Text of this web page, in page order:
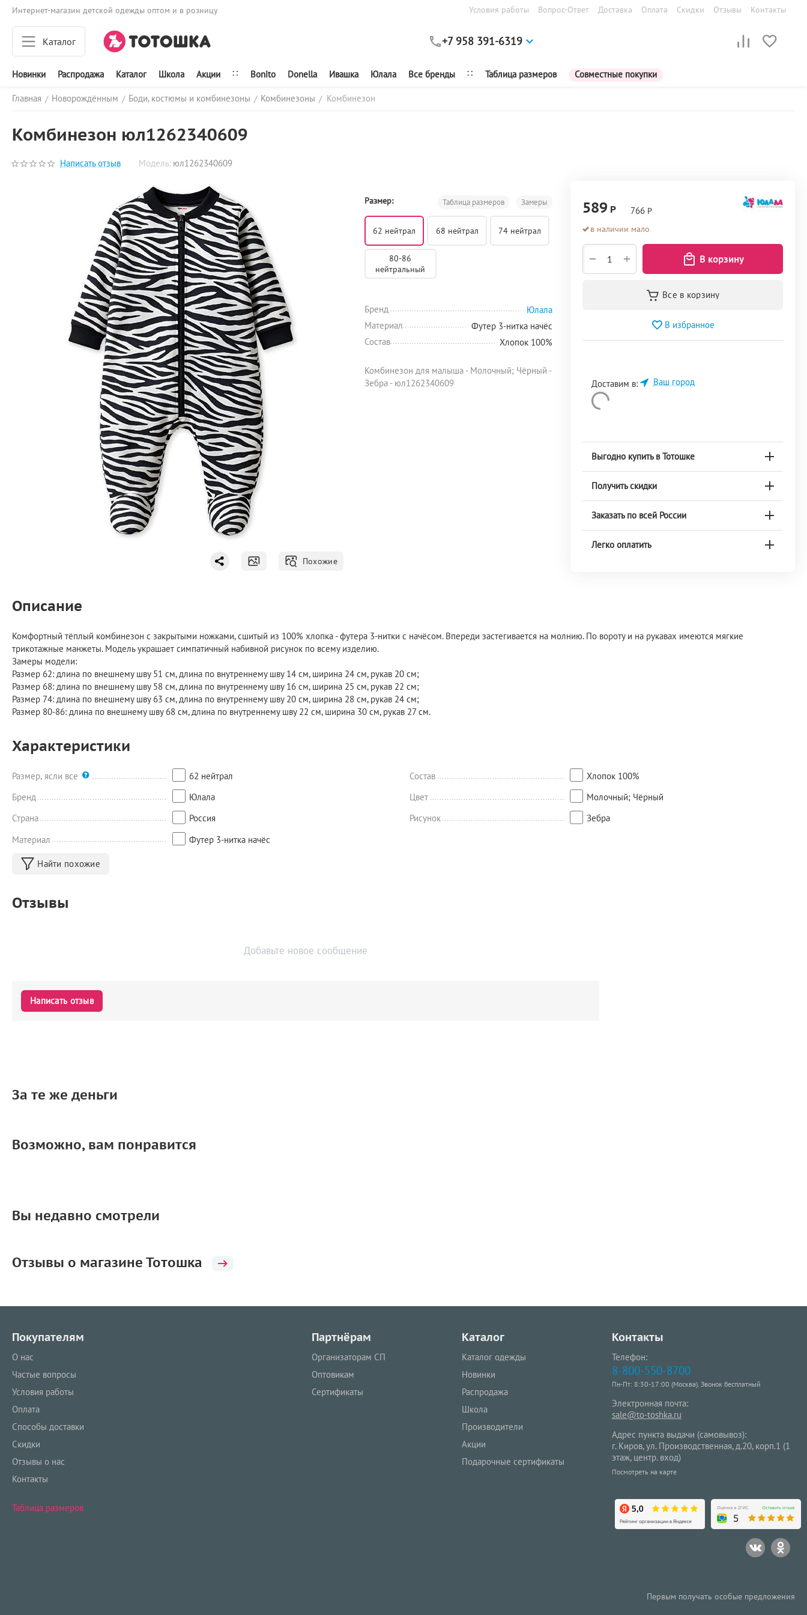
Интернет-магазин детской одежды оптом и в розницу Условия работы Вопрос-Ответ Доставка Оплата Скидки Отзывы Контакты
Каталог +7 958 391-6319
Новинки Распродажа Каталог Школа Акции ∷ Bonito Donella Ивашка Юлала Все бренды ∷ Таблица размеров Совместные покупки
Главная / Новорождённым / Боди, костюмы и комбинезоны / Комбинезоны / Комбинезон
Комбинезон юл1262340609
Написать отзыв Модель: юл1262340609
Похожие
Размер: Замеры
Таблица размеров
62 нейтрал 68 нейтрал 74 нейтрал
80-86
нейтральный
Бренд
Юлала
Материал
Футер 3-нитка начёс
Состав
Хлопок 100%
Комбинезон для малыша - Молочный; Чёрный -
Зебра - юл1262340609
589 Р 766 Р
в наличии мало
+
−
В избранное
Доставим в: Ваш город
Выгодно купить в Тотошке
Получить скидки
Заказать по всей России
Легко оплатить
Описание
Комфортный тёплый комбинезон с закрытыми ножками, сшитый из 100% хлопка - футера 3-нитки с начёсом. Впереди застегивается на молнию. По вороту и на рукавах имеются мягкие
трикотажные манжеты. Модель украшает симпатичный набивной рисунок по всему изделию.
Замеры модели:
Размер 62: длина по внешнему шву 51 см, длина по внутреннему шву 14 см, ширина 24 см, рукав 20 см;
Размер 68: длина по внешнему шву 58 см, длина по внутреннему шву 16 см, ширина 25 см, рукав 22 см;
Размер 74: длина по внешнему шву 63 см, длина по внутреннему шву 20 см, ширина 28 см, рукав 24 см;
Размер 80-86: длина по внешнему шву 68 см, длина по внутреннему шву 22 см, ширина 30 см, рукав 27 см.
Характеристики
Размер, ясли все
62 нейтрал
Бренд
Юлала
Страна
Россия
Материал
Футер 3-нитка начёс
Состав
Хлопок 100%
Цвет
Молочный; Чёрный
Рисунок
Зебра
Найти похожие
Отзывы
Добавьте новое сообщение
Написать отзыв
За те же деньги
Возможно, вам понравится
Вы недавно смотрели
Отзывы о магазине Тотошка
Покупателям
О нас
Частые вопросы
Условия работы
Оплата
Способы доставки
Скидки
Отзывы о нас
Контакты
Таблица размеров
Партнёрам
Организаторам СП
Оптовикам
Сертификаты
Каталог
Каталог одежды
Новинки
Распродажа
Школа
Производители
Акции
Подарочные сертификаты
Контакты
Телефон:
8-800-550-8700
Пн-Пт: 8:30-17:00 (Москва). Звонок бесплатный
Электронная почта:
sale@to-toshka.ru
Адрес пункта выдачи (самовывоз):
г. Киров, ул. Производственная, д.20, корп.1 (1
этаж, центр. вход)
Посмотреть на карте
Первым получать особые предложения